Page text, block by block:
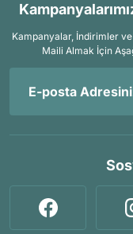
Kampanyalar, İndirimler
Maili Almak İçin